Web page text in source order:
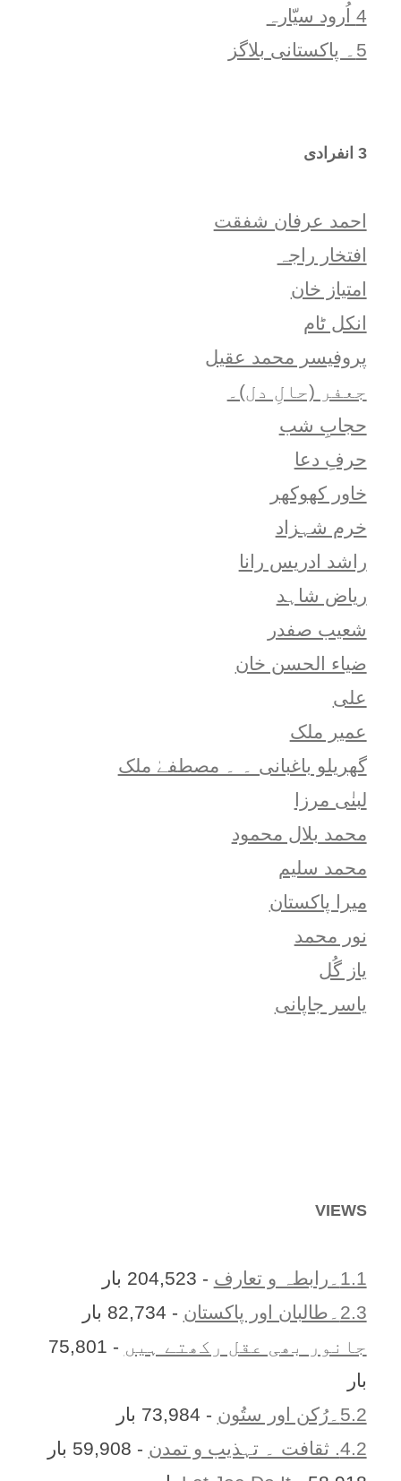
4 اُرود سیّارہ
5۔ پاکستانی بلاگز
3 انفرادی
احمد عرفان شفقت
افتخار راجہ
امتياز خان
انکل ٹام
پروفیسر محمد عقیل
جعفر (حالِ دل)۔
حجابِ شب
حرفِ دعا
خاور کھوکھر
خرم شہزاد
راشد ادریس رانا
ریاض شاہد
شعيب صفدر
ضیاء الحسن خان
علی
عمیر ملک
گھریلو باغبانی ۔ ۔ مصطفےٰ ملک
لبنٰی مرزا
محمد بلال محمود
محمد سلیم
میرا پاکستان
نور محمد
یاز گُل
یاسر جاپانی
VIEWS
1.1۔رابطہ و تعارف
- 204,523 بار
2.3۔طالبان اور پاکستان
- 82,734 بار
جانور بھی عقل رکھتے ہیں
- 75,801
بار
5.2۔رُکن اور ستُون
- 73,984 بار
4.2. ثقافت ۔ تہذیب و تمدن
- 59,908 بار